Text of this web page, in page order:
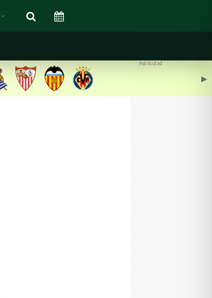
▶︎
Publicidad